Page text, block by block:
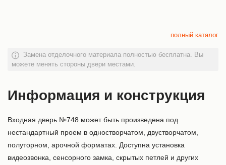
полный каталог
Замена отделочного материала полностью бесплатна. Вы
можете менять стороны двери местами.
Информация и конструкция
Входная дверь №748 может быть произведена под
нестандартный проем в одностворчатом, двустворчатом,
полуторном, арочной форматах. Доступна установка
видеозвонка, сенсорного замка, скрытых петлей и других